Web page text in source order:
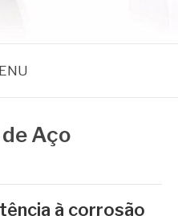
Aço
à corrosão